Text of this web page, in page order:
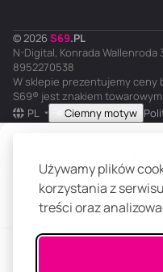
Używamy plików
korzystania z
treści oraz
Główna Katalog
© 2026 S69.PL
N-Digital, Konrada Wallenroda
8952270538
W sklepie prezentujemy ceny
S69® jest znakiem
PL
Ciemny motyw